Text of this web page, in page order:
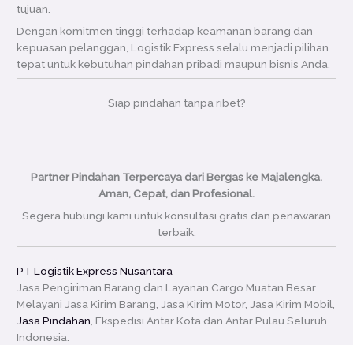
tujuan.
Dengan komitmen tinggi terhadap keamanan barang dan
kepuasan pelanggan, Logistik Express selalu menjadi pilihan
tepat untuk kebutuhan pindahan pribadi maupun bisnis Anda.
Siap pindahan tanpa ribet?
Partner Pindahan Terpercaya dari Bergas ke Majalengka.
Aman, Cepat, dan Profesional.
Segera hubungi kami untuk konsultasi gratis dan penawaran
terbaik.
PT Logistik Express Nusantara
Jasa Pengiriman Barang dan Layanan Cargo Muatan Besar
Melayani Jasa Kirim Barang, Jasa Kirim Motor, Jasa Kirim Mobil,
Jasa Pindahan, Ekspedisi Antar Kota dan Antar Pulau Seluruh
Indonesia.